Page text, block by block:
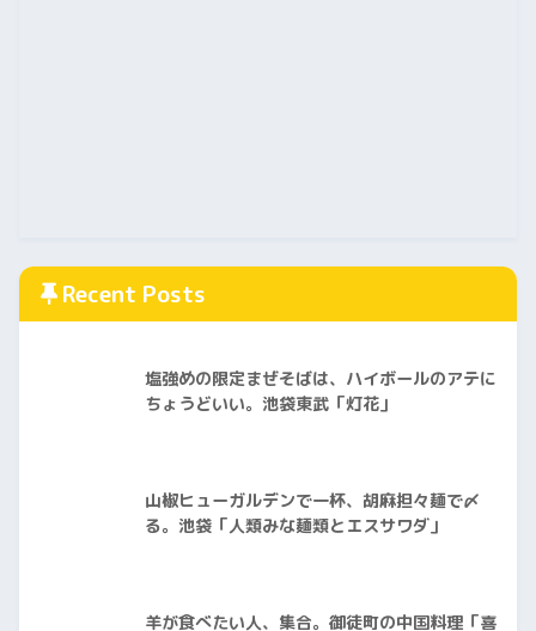
Recent Posts
塩強めの限定まぜそばは、ハイボールのアテに
ちょうどいい。池袋東武「灯花」
山椒ヒューガルデンで一杯、胡麻担々麺で〆
る。池袋「人類みな麺類とエスサワダ」
羊が食べたい人、集合。御徒町の中国料理「喜